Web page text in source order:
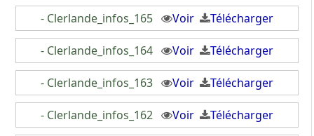
- Clerlande_infos_165 Voir Télécharger
- Clerlande_infos_164 Voir Télécharger
- Clerlande_infos_163 Voir Télécharger
- Clerlande_infos_162 Voir Télécharger